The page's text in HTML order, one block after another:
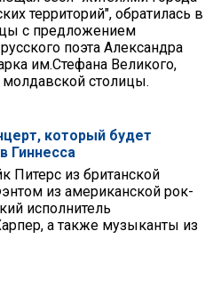
территорий", обратилась в
с предложением
поэта Александра
им.Стефана Великого,
столицы.
который будет
Гиннесса
Питерс из британской
из американской рок-
исполнитель
а также музыканты из